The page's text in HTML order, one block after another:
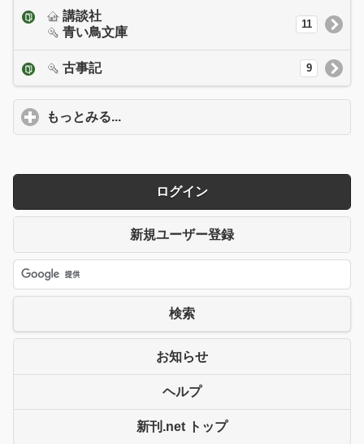
講談社
青い鳥文庫
11
古事記 9
もっとみる...
ログイン
新規ユーザー登録
検索
お知らせ
ヘルプ
新刊.net トップ